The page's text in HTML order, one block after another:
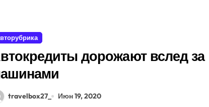
дорожают вслед за
travelbox27_ Июн 19, 2020